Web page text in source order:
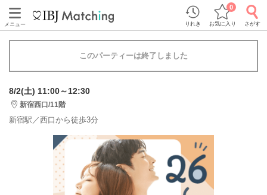
メニュー りれき お気に入り
0
さがす
このパーティーは終了しました
8/2(土) 11:00～12:30
新宿西口/11階
新宿駅／西口から徒歩3分